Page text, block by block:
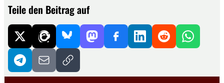
Teile den Beitrag auf